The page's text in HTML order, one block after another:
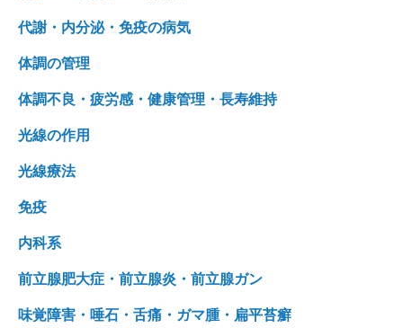
代謝・内分泌・免疫の病気
体調の管理
体調不良・疲労感・健康管理・長寿維持
光線の作用
光線療法
免疫
内科系
前立腺肥大症・前立腺炎・前立腺ガン
味覚障害・唾石・舌痛・ガマ腫・扁平苔癬